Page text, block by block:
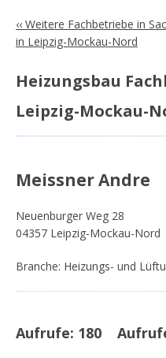
‹‹ Weitere Fachbetriebe in
in Leipzig-Mockau-Nord
Heizungsbau
Leipzig-Mockau-
Meissner Andre
Neuenburger Weg 28
04357 Leipzig-Mockau-Nord
Branche: Heizungs- und
Aufrufe: 180